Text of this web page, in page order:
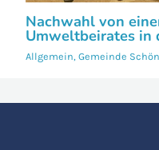
Nachwahl von
Umweltbeirates in
Allgemein,Gemeinde